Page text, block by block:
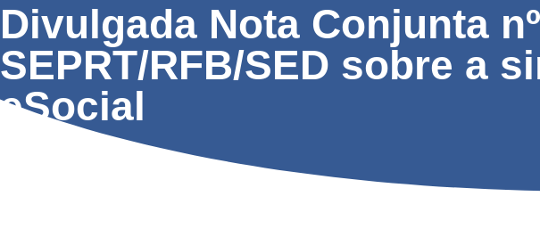
Divulgada Nota Conjunta
SEPRT/RFB/SED sobre a
eSocial